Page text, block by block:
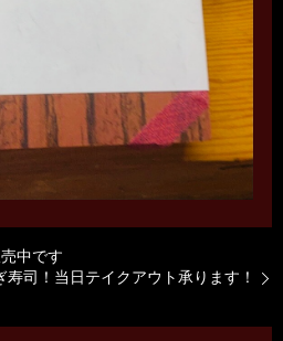
中です
司！当日テイクアウト承ります！